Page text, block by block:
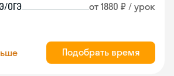
ОГЭ от 1880 ₽ / урок
Подобрать время